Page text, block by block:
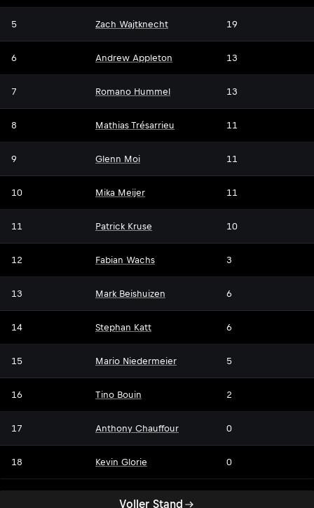
Voller Stand
5 Zach Wajtknecht 19
6 Andrew Appleton 13
7 Romano Hummel 13
8 Mathias Trésarrieu 11
9 Glenn Moi 11
10 Mika Meijer 11
11 Patrick Kruse 10
12 Fabian Wachs 3
13 Mark Beishuizen 6
14 Stephan Katt 6
15 Mario Niedermeier 5
16 Tino Bouin 2
17 Anthony Chauffour 0
18 Kevin Glorie 0